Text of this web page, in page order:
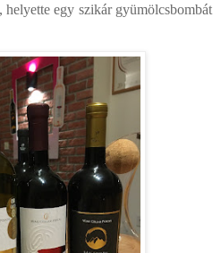
helyette egy szikár gyümölcsbombát